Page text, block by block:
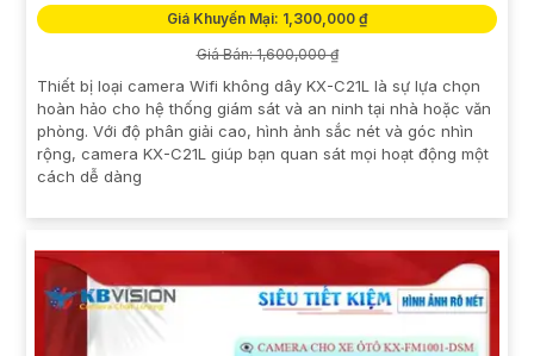
Giá Khuyến Mại: 1,300,000 ₫
Giá Bán: 1,600,000 ₫
Thiết bị loại camera Wifi không dây KX-C21L là sự lựa chọn
hoàn hảo cho hệ thống giám sát và an ninh tại nhà hoặc văn
phòng. Với độ phân giải cao, hình ảnh sắc nét và góc nhìn
rộng, camera KX-C21L giúp bạn quan sát mọi hoạt động một
cách dễ dàng